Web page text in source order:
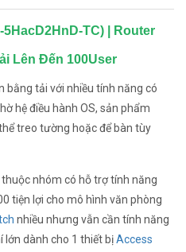
5HacD2HnD-TC) | Router
Lên Đến 100User
bằng tải với nhiều tính năng có
hệ điều hành OS, sản phẩm
treo tường hoặc để bàn tùy
nhóm có hỗ trợ tính năng
tiện lợi cho mô hình văn phòng
nhiều nhưng vẫn cần tính năng
lớn dành cho 1 thiết bịAccess